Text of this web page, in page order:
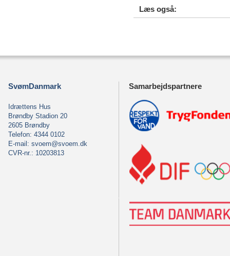
Læs også:
SvømDanmark
Idrættens Hus
Brøndby Stadion 20
2605 Brøndby
Telefon: 4344 0102
E-mail: svoem@svoem.dk
CVR-nr.: 10203813
Samarbejdspartnere